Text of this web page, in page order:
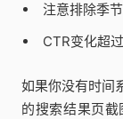
注意排除季
CTR变化超
如果你没有时间
的搜索结果页